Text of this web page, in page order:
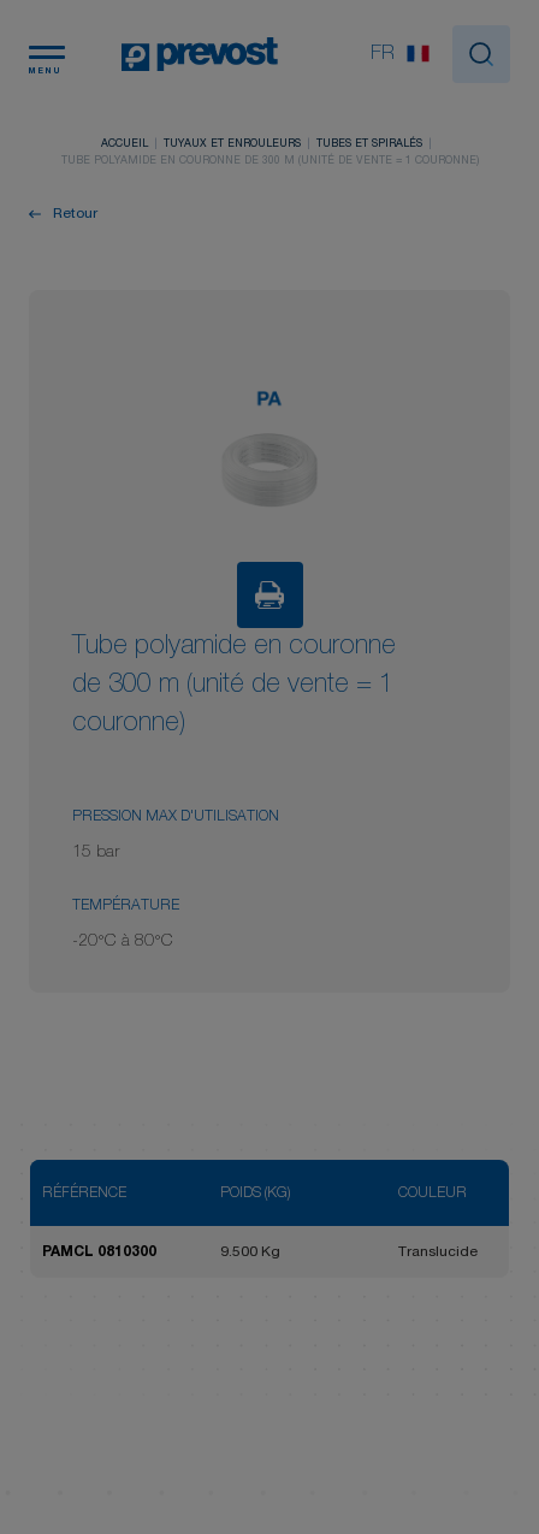
MENU
FR
ACCUEIL TUYAUX ET ENROULEURS
TUBES ET SPIRALÉS
TUBE POLYAMIDE EN COURONNE DE 300 M (UNITÉ DE VENTE = 1 COURONNE)
Retour
Tube polyamide en couronne
de 300 m (unité de vente = 1
couronne)
PRESSION MAX D'UTILISATION
15 bar
TEMPÉRATURE
-20°C à 80°C
RÉFÉRENCE POIDS (KG) COULEUR
PAMCL 0810300 9.500 Kg Translucide